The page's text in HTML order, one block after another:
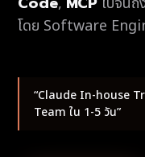
โดย Software
“Claude In-house
Team ใน 1-5 วัน”